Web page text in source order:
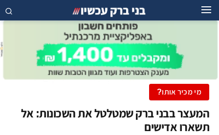
מי מכיר אותו?
המעצר בבני ברק שמטלטל את השכונות: אל
תשארו אדישים